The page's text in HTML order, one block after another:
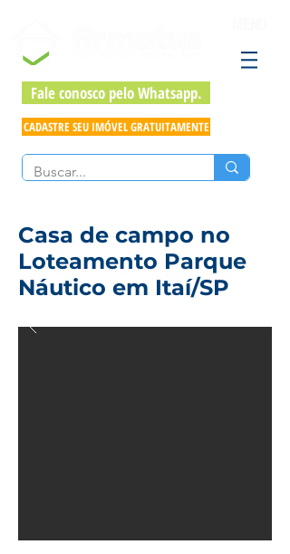
Fale conosco pelo Whatsapp.
CADASTRE SEU IMÓVEL GRATUITAMENTE
Casa de campo no
Loteamento Parque
Náutico em Itaí/SP